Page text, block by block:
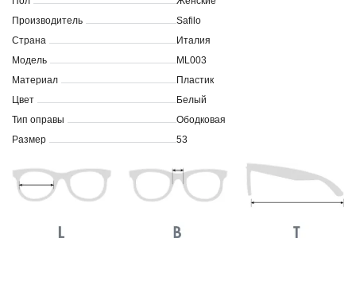
Производитель
Safilo
Страна
Италия
Модель
ML003
Материал
Пластик
Цвет
Белый
Тип оправы
Ободковая
Размер
53